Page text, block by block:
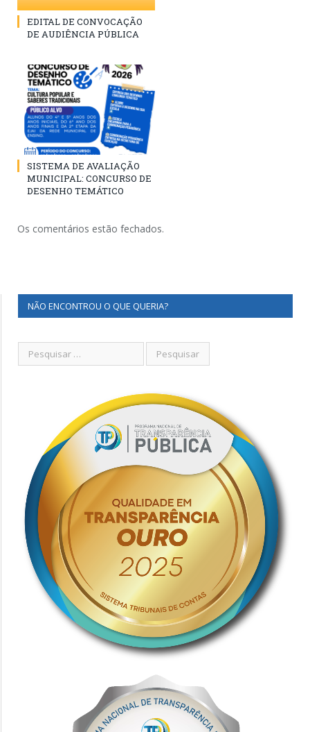
EDITAL DE CONVOCAÇÃO
DE AUDIÊNCIA PÚBLICA
SISTEMA DE AVALIAÇÃO
MUNICIPAL: CONCURSO DE
DESENHO TEMÁTICO
Os comentários estão fechados.
NÃO ENCONTROU O QUE QUERIA?